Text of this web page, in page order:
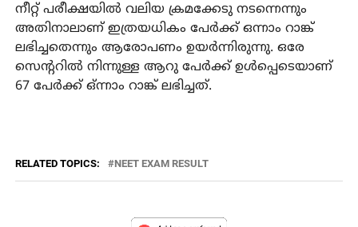
നീറ്റ് പരീക്ഷയില്‍ വലിയ ക്രമക്കേടു നടന്നെന്നും
അതിനാലാണ് ഇത്രയധികം പേര്‍ക്ക് ഒന്നാം റാങ്ക്
ലഭിച്ചതെന്നും ആരോപണം ഉയര്‍ന്നിരുന്നു. ഒരേ
സെന്ററില്‍ നിന്നുള്ള ആറു പേര്‍ക്ക് ഉള്‍പ്പെടെയാണ്
67 പേര്‍ക്ക് ഒ്ന്നാം റാങ്ക് ലഭിച്ചത്.
RELATED TOPICS: NEET EXAM RESULT